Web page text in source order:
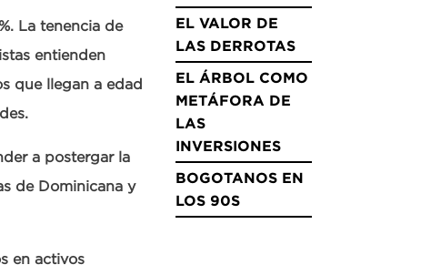
La tenencia de
entienden
que llegan a edad
a postergar la
de Dominicana y
en activos
EL VALOR DE
LAS DERROTAS
EL ÁRBOL COMO
METÁFORA DE
LAS
INVERSIONES
BOGOTANOS EN
LOS 90S